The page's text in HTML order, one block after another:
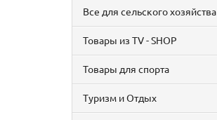
Все для сельского хозяйства
Товары из TV - SHOP
Товары для спорта
Туризм и Отдых